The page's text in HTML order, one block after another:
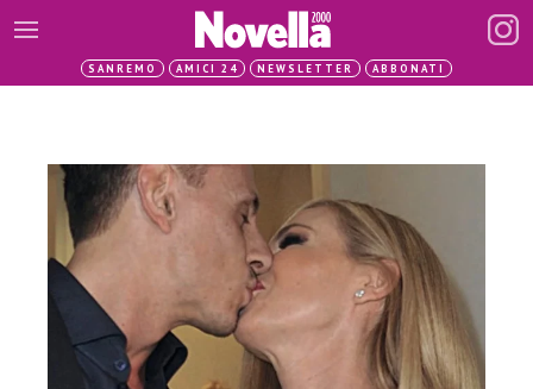
SANREMO AMICI 24 NEWSLETTER ABBONATI